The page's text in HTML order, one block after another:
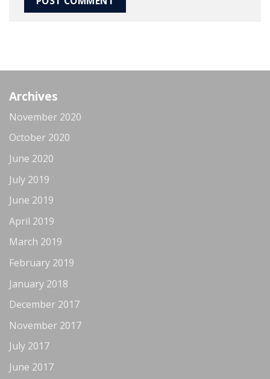
Archives
November 2020
October 2020
June 2020
July 2019
June 2019
April 2019
March 2019
February 2019
January 2018
December 2017
November 2017
July 2017
June 2017